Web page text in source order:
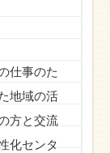
仕事のた
地域の活
方と交流
化センタ